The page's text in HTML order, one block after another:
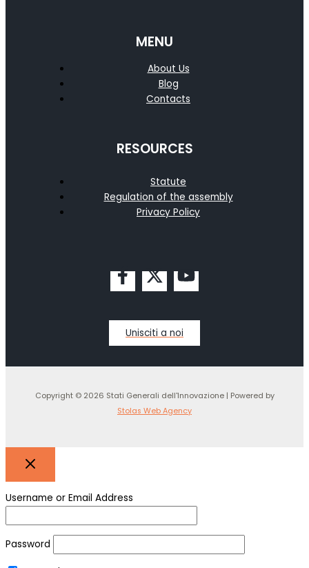
MENU
About Us
Blog
Contacts
RESOURCES
Statute
Regulation of the assembly
Privacy Policy
Unisciti a noi
Copyright © 2026 Stati Generali dell'Innovazione | Powered by
Stolas Web Agency
Username or Email Address
Password